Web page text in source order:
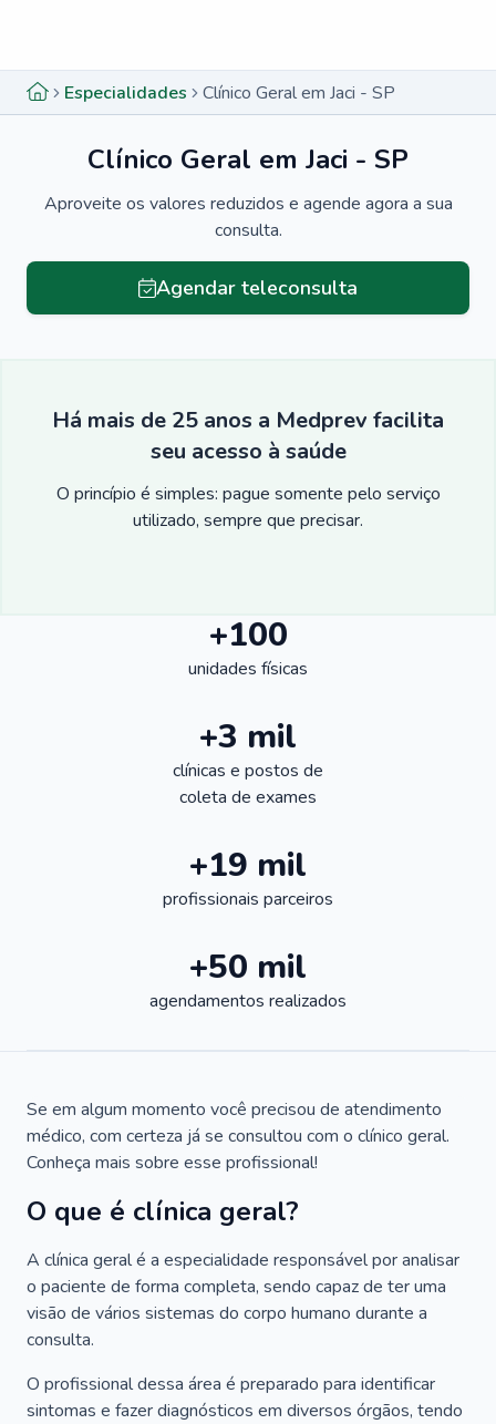
Especialidades Clínico Geral em Jaci - SP
Clínico Geral em Jaci - SP
Aproveite os valores reduzidos e agende agora a sua
consulta.
Agendar teleconsulta
Há mais de 25 anos a Medprev facilita
seu acesso à saúde
O princípio é simples: pague somente pelo serviço
utilizado, sempre que precisar.
+100
unidades físicas
+3 mil
clínicas e postos de
coleta de exames
+19 mil
profissionais parceiros
+50 mil
agendamentos realizados
Se em algum momento você precisou de atendimento
médico, com certeza já se consultou com o clínico geral.
Conheça mais sobre esse profissional!
O que é clínica geral?
A clínica geral é a especialidade responsável por analisar
o paciente de forma completa, sendo capaz de ter uma
visão de vários sistemas do corpo humano durante a
consulta.
O profissional dessa área é preparado para identificar
sintomas e fazer diagnósticos em diversos órgãos, tendo